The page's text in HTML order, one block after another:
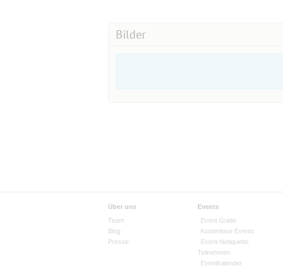
Bilder
Über uns
Team
Blog
Presse
Events
Event Guide
Kostenlose Events
Event-Netiquette
Teilnehmen
Eventkalender